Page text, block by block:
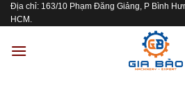
Skip
to
Địa chỉ: 163/10 Phạm Đăng Giảng, P Bình
HCM.